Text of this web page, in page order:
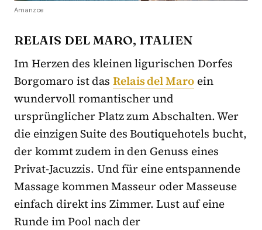
Amanzoe
RELAIS DEL MARO, ITALIEN
Im Herzen des kleinen ligurischen Dorfes
Borgomaro ist das Relais del Maro ein
wundervoll romantischer und
ursprünglicher Platz zum Abschalten. Wer
die einzigen Suite des Boutiquehotels bucht,
der kommt zudem in den Genuss eines
Privat-Jacuzzis. Und für eine entspannende
Massage kommen Masseur oder Masseuse
einfach direkt ins Zimmer. Lust auf eine
Runde im Pool nach der